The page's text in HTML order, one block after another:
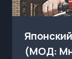
(МОД: